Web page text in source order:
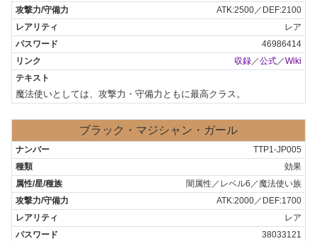
ATK:2500／DEF:2100
レア
46986414
収録／公式／Wiki
魔法使いとしては、攻撃力・守備力ともに最高クラス。
ブラック・マジシャン・ガール
TTP1-JP005
効果
闇属性／レベル6／魔法使い族
ATK:2000／DEF:1700
レア
38033121